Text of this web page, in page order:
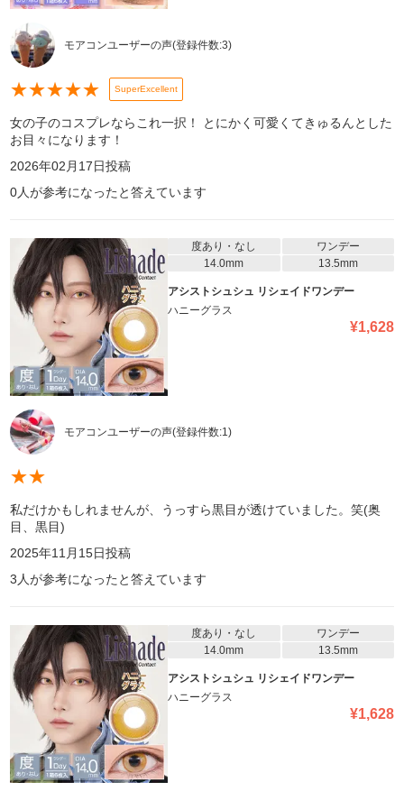
モアコンユーザーの声(登録件数:3)
★★★★★ SuperExcellent
女の子のコスプレならこれ一択！ とにかく可愛くてきゅるんとした
お目々になります！
2026年02月17日投稿
0人が参考になったと答えています
度あり・なし
ワンデー
14.0mm
13.5mm
アシストシュシュ リシェイドワンデー
ハニーグラス
¥1,628
モアコンユーザーの声(登録件数:1)
★★
私だけかもしれませんが、うっすら黒目が透けていました。笑(奥
目、黒目)
2025年11月15日投稿
3 人が参考になったと答えています
度あり・なし
ワンデー
14.0mm
13.5mm
アシストシュシュ リシェイドワンデー
ハニーグラス
¥1,628